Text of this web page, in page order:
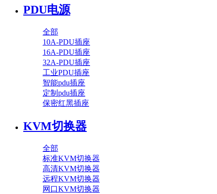
PDU电源
全部
10A-PDU插座
16A-PDU插座
32A-PDU插座
工业PDU插座
智能pdu插座
定制pdu插座
保密红黑插座
KVM切换器
全部
标准KVM切换器
高清KVM切换器
远程KVM切换器
网口KVM切换器